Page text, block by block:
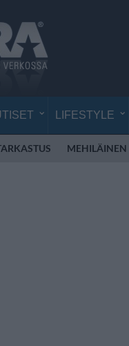
LIFESTYLE
MEHILÄINEN